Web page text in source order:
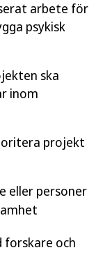
arbete för
psykisk
ska
inom
projekt
eller personer
forskare och